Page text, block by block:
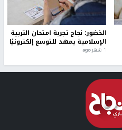
الخضور: نجاح تجربة امتحان التربية
الإسلامية يمهد للتوسع إلكترونيًا
1 شهر ago